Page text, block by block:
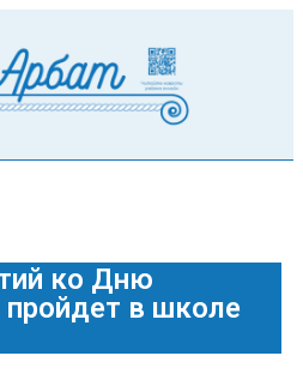
ко Дню
в школе